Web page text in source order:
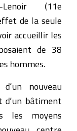
(11e
de la seule
accueillir les
de 38
hommes.
nouveau
d’un bâtiment
les moyens